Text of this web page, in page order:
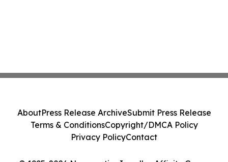
AboutPress Release ArchiveSubmit Press Release
Terms & ConditionsCopyright/DMCA Policy
Privacy PolicyContact